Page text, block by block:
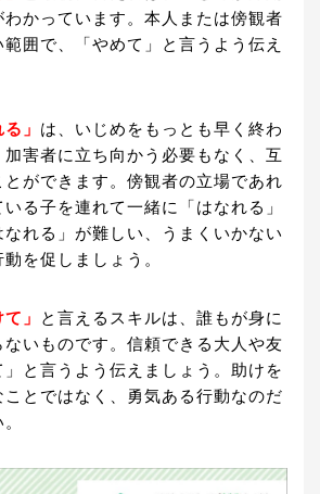
かっています。本人または傍観者
囲で、「やめて」と言うよう伝え
」 は、いじめをもっとも早く終わ
加害者に立ち向かう必要もなく、互
ができます。傍観者の立場であれ
る子を連れて⼀緒に「はなれる」
なれる」が難しい、うまくいかない
を促しましょう。
」
と言えるスキルは、誰もが身に
いものです。信頼できる大人や友
と言うよう伝えましょう。助けを
とではなく、勇気ある行動なのだ